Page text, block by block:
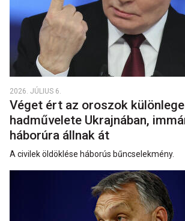
2026. JÚLIUS 6.
Véget ért az oroszok
hadművelete Ukrajnában,
háborúra állnak át
A civilek öldöklése háborús bűncselekmény.